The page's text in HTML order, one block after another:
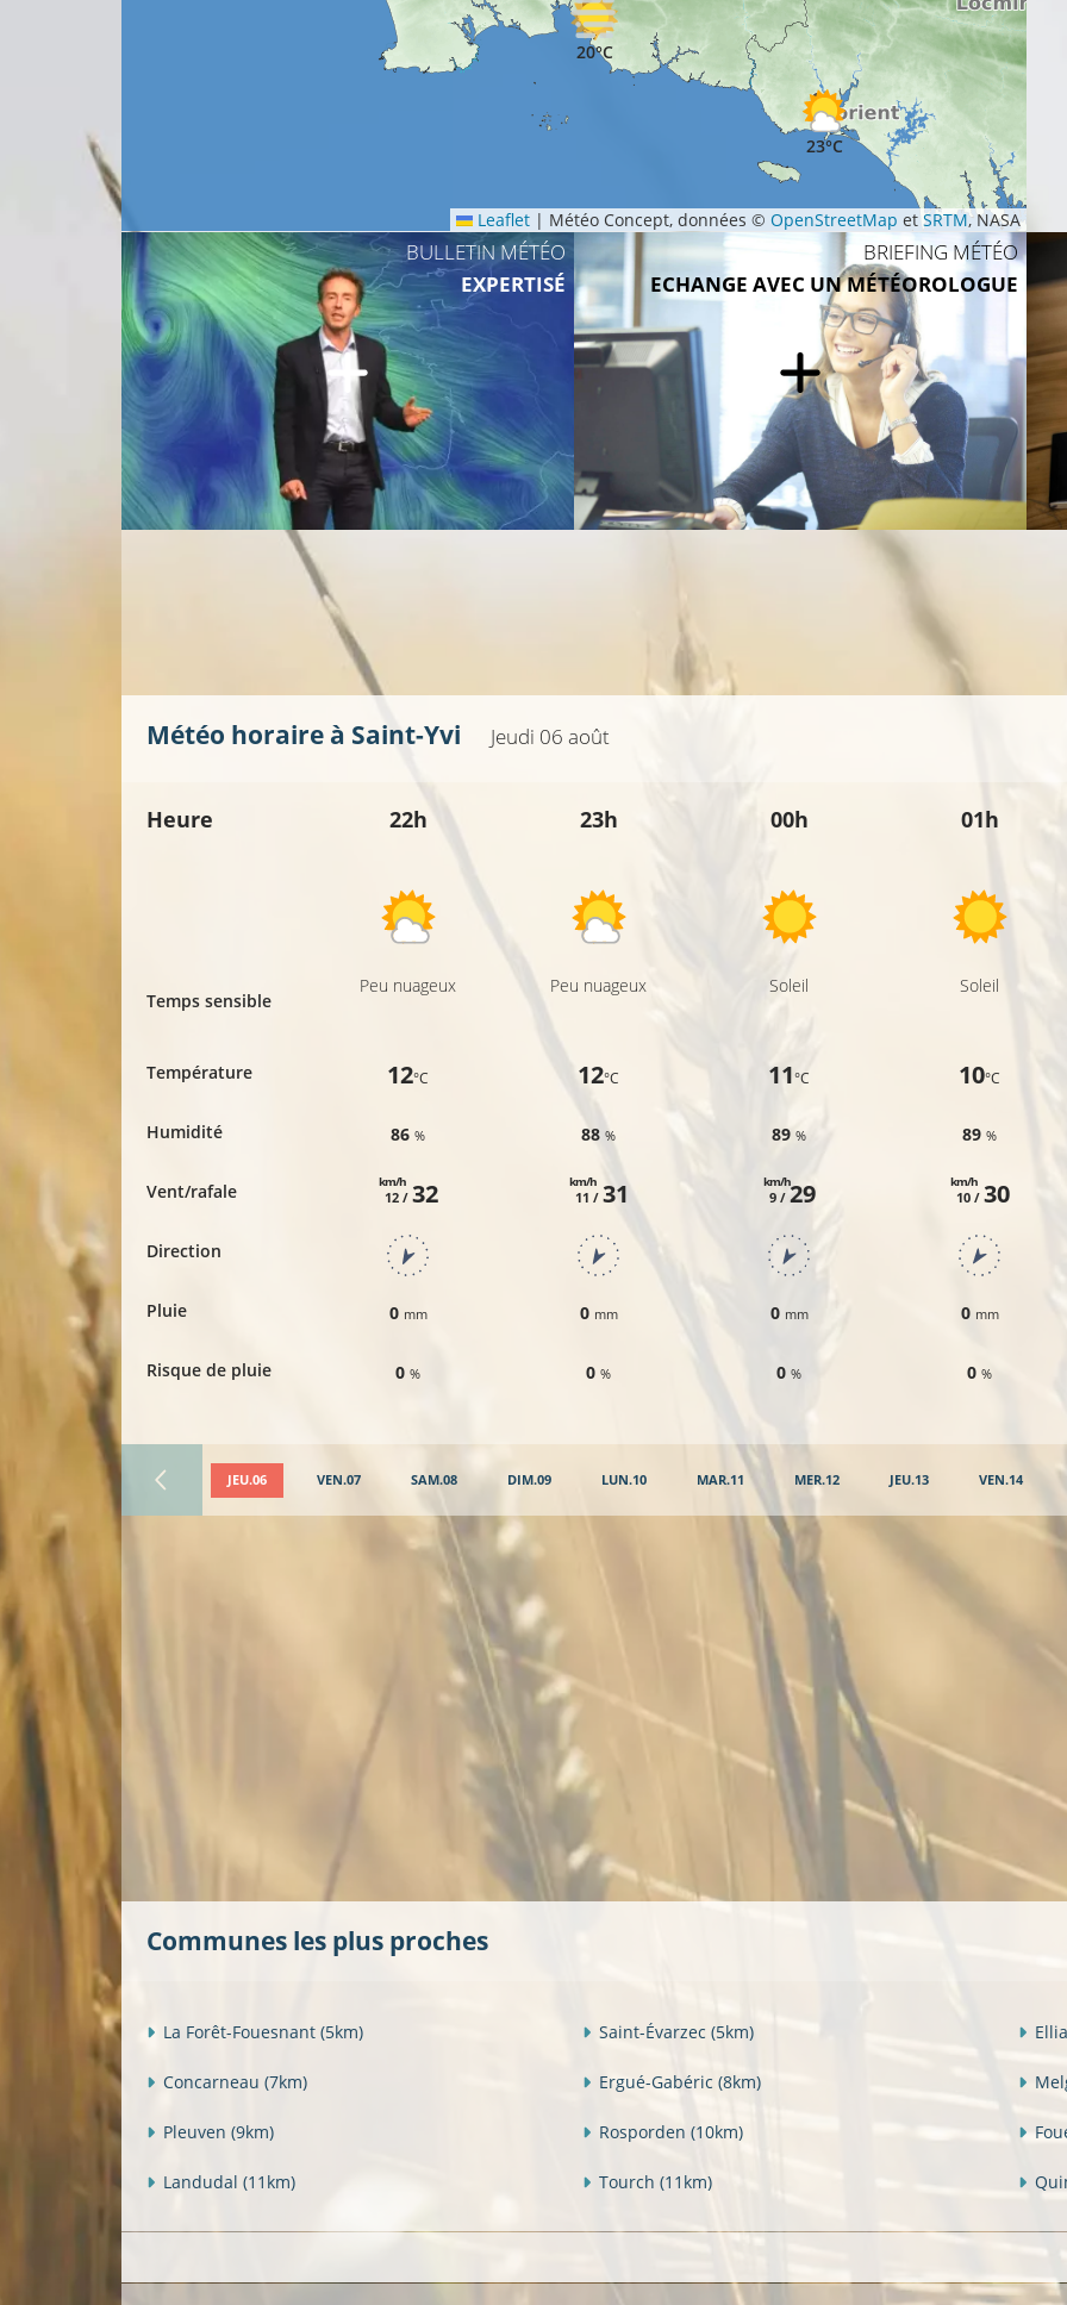
23°C
24°C
20°C
Leaflet | Météo Concept, données © OpenStreetMap etSRTM, NASA
BULLETIN MÉTÉO
EXPERTISÉ
BRIEFING MÉTÉO
ECHANGE AVEC UN MÉTÉOROLOGUE
Météo horaire à Saint-Yvi Jeudi 06 août
Heure
Temps sensible
Température
Humidité
Vent/rafale
Direction
Pluie
Risque de pluie
22h
Peu nuageux
12°C
86%
12 /
km/h 32
0 mm
0%
23h
Peu nuageux
12°C
88%
11 /
km/h 31
0 mm
0%
00h
Soleil
11°C
89%
9 /
km/h29
0 mm
0%
01h
Soleil
10°C
89%
10 /
km/h 30
0 mm
0%
JEU.06 VEN.07 SAM.08 DIM.09 LUN.10 MAR.11 MER.12 JEU.13 VEN.14
Communes les plus proches
La Forêt-Fouesnant (5km) Saint-Évarzec (5km)
Concarneau (7km) Ergué-Gabéric (8km)
Pleuven (9km) Rosporden (10km)
Landudal (11km) Tourch (11km)